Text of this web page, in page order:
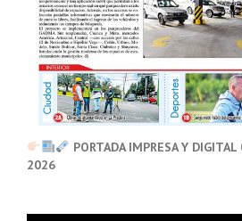
PORTADA IMPRESA Y
2026